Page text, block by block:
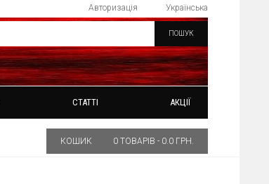
Українська
Авторизація
ПОШУК
СТАТТІ АКЦІЇ
КОШИК 0 ТОВАРІВ - 0.0 ГРН.